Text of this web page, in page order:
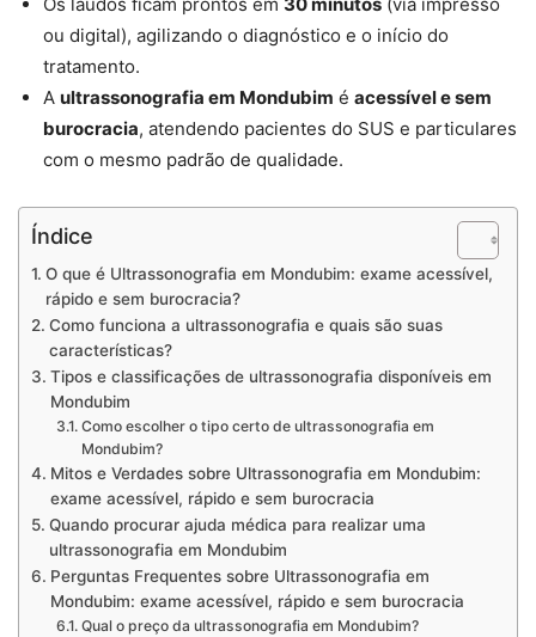
ou digital), agilizando o diagnóstico e o início do
tratamento.
A ultrassonografia em Mondubim é acessível e sem
burocracia, atendendo pacientes do SUS e particulares
com o mesmo padrão de qualidade.
Índice
O que é Ultrassonografia em Mondubim: exame acessível,
rápido e sem burocracia?
Como funciona a ultrassonografia e quais são suas
características?
Tipos e classificações de ultrassonografia disponíveis em
Mondubim
Como escolher o tipo certo de ultrassonografia em
Mondubim?
Mitos e Verdades sobre Ultrassonografia em Mondubim:
exame acessível, rápido e sem burocracia
Quando procurar ajuda médica para realizar uma
ultrassonografia em Mondubim
Perguntas Frequentes sobre Ultrassonografia em
Mondubim: exame acessível, rápido e sem burocracia
Qual o preço da ultrassonografia em Mondubim?